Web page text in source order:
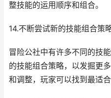
整技能的运用顺序和组合。
14.不断尝试新的技能组合策
冒险公社中有许多不同的技
的技能组合策略，以发掘更
和调整，玩家可以找到最适